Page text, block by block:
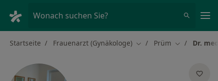
Wonach suchen Sie?
Startseite Frauenarzt (Gynäkologe) Stadt ändern
Prüm Stadt ändern
Dr.